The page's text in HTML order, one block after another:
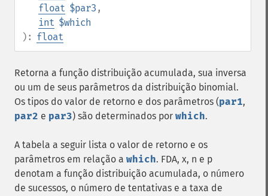
float $par3 ,
int $which
): float
Retorna a função distribuição acumulada, sua inversa
ou um de seus parâmetros da distribuição binomial.
Os tipos do valor de retorno e dos parâmetros (par1,
par2 e par3) são determinados por which.
A tabela a seguir lista o valor de retorno e os
parâmetros em relação a which. FDA, x, n e p
denotam a função distribuição acumulada, o número
de sucessos, o número de tentativas e a taxa de